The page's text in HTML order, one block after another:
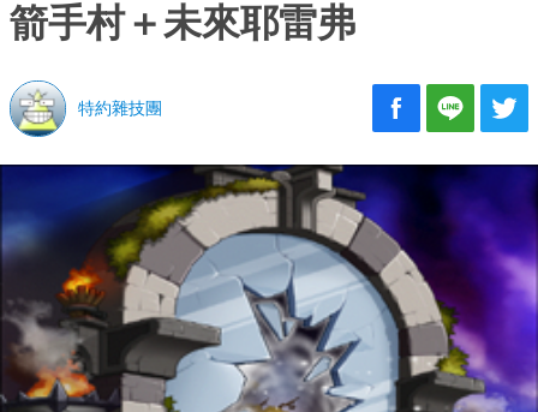
箭手村＋未來耶雷弗
特約雜技團